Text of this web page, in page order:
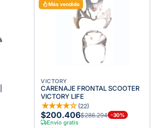
Más vendido
VICTORY
CARENAJE FRONTAL SCOOTER
VICTORY LIFE
★★★★☆ (22)
$200.406$286.294 -30%
Envío gratis